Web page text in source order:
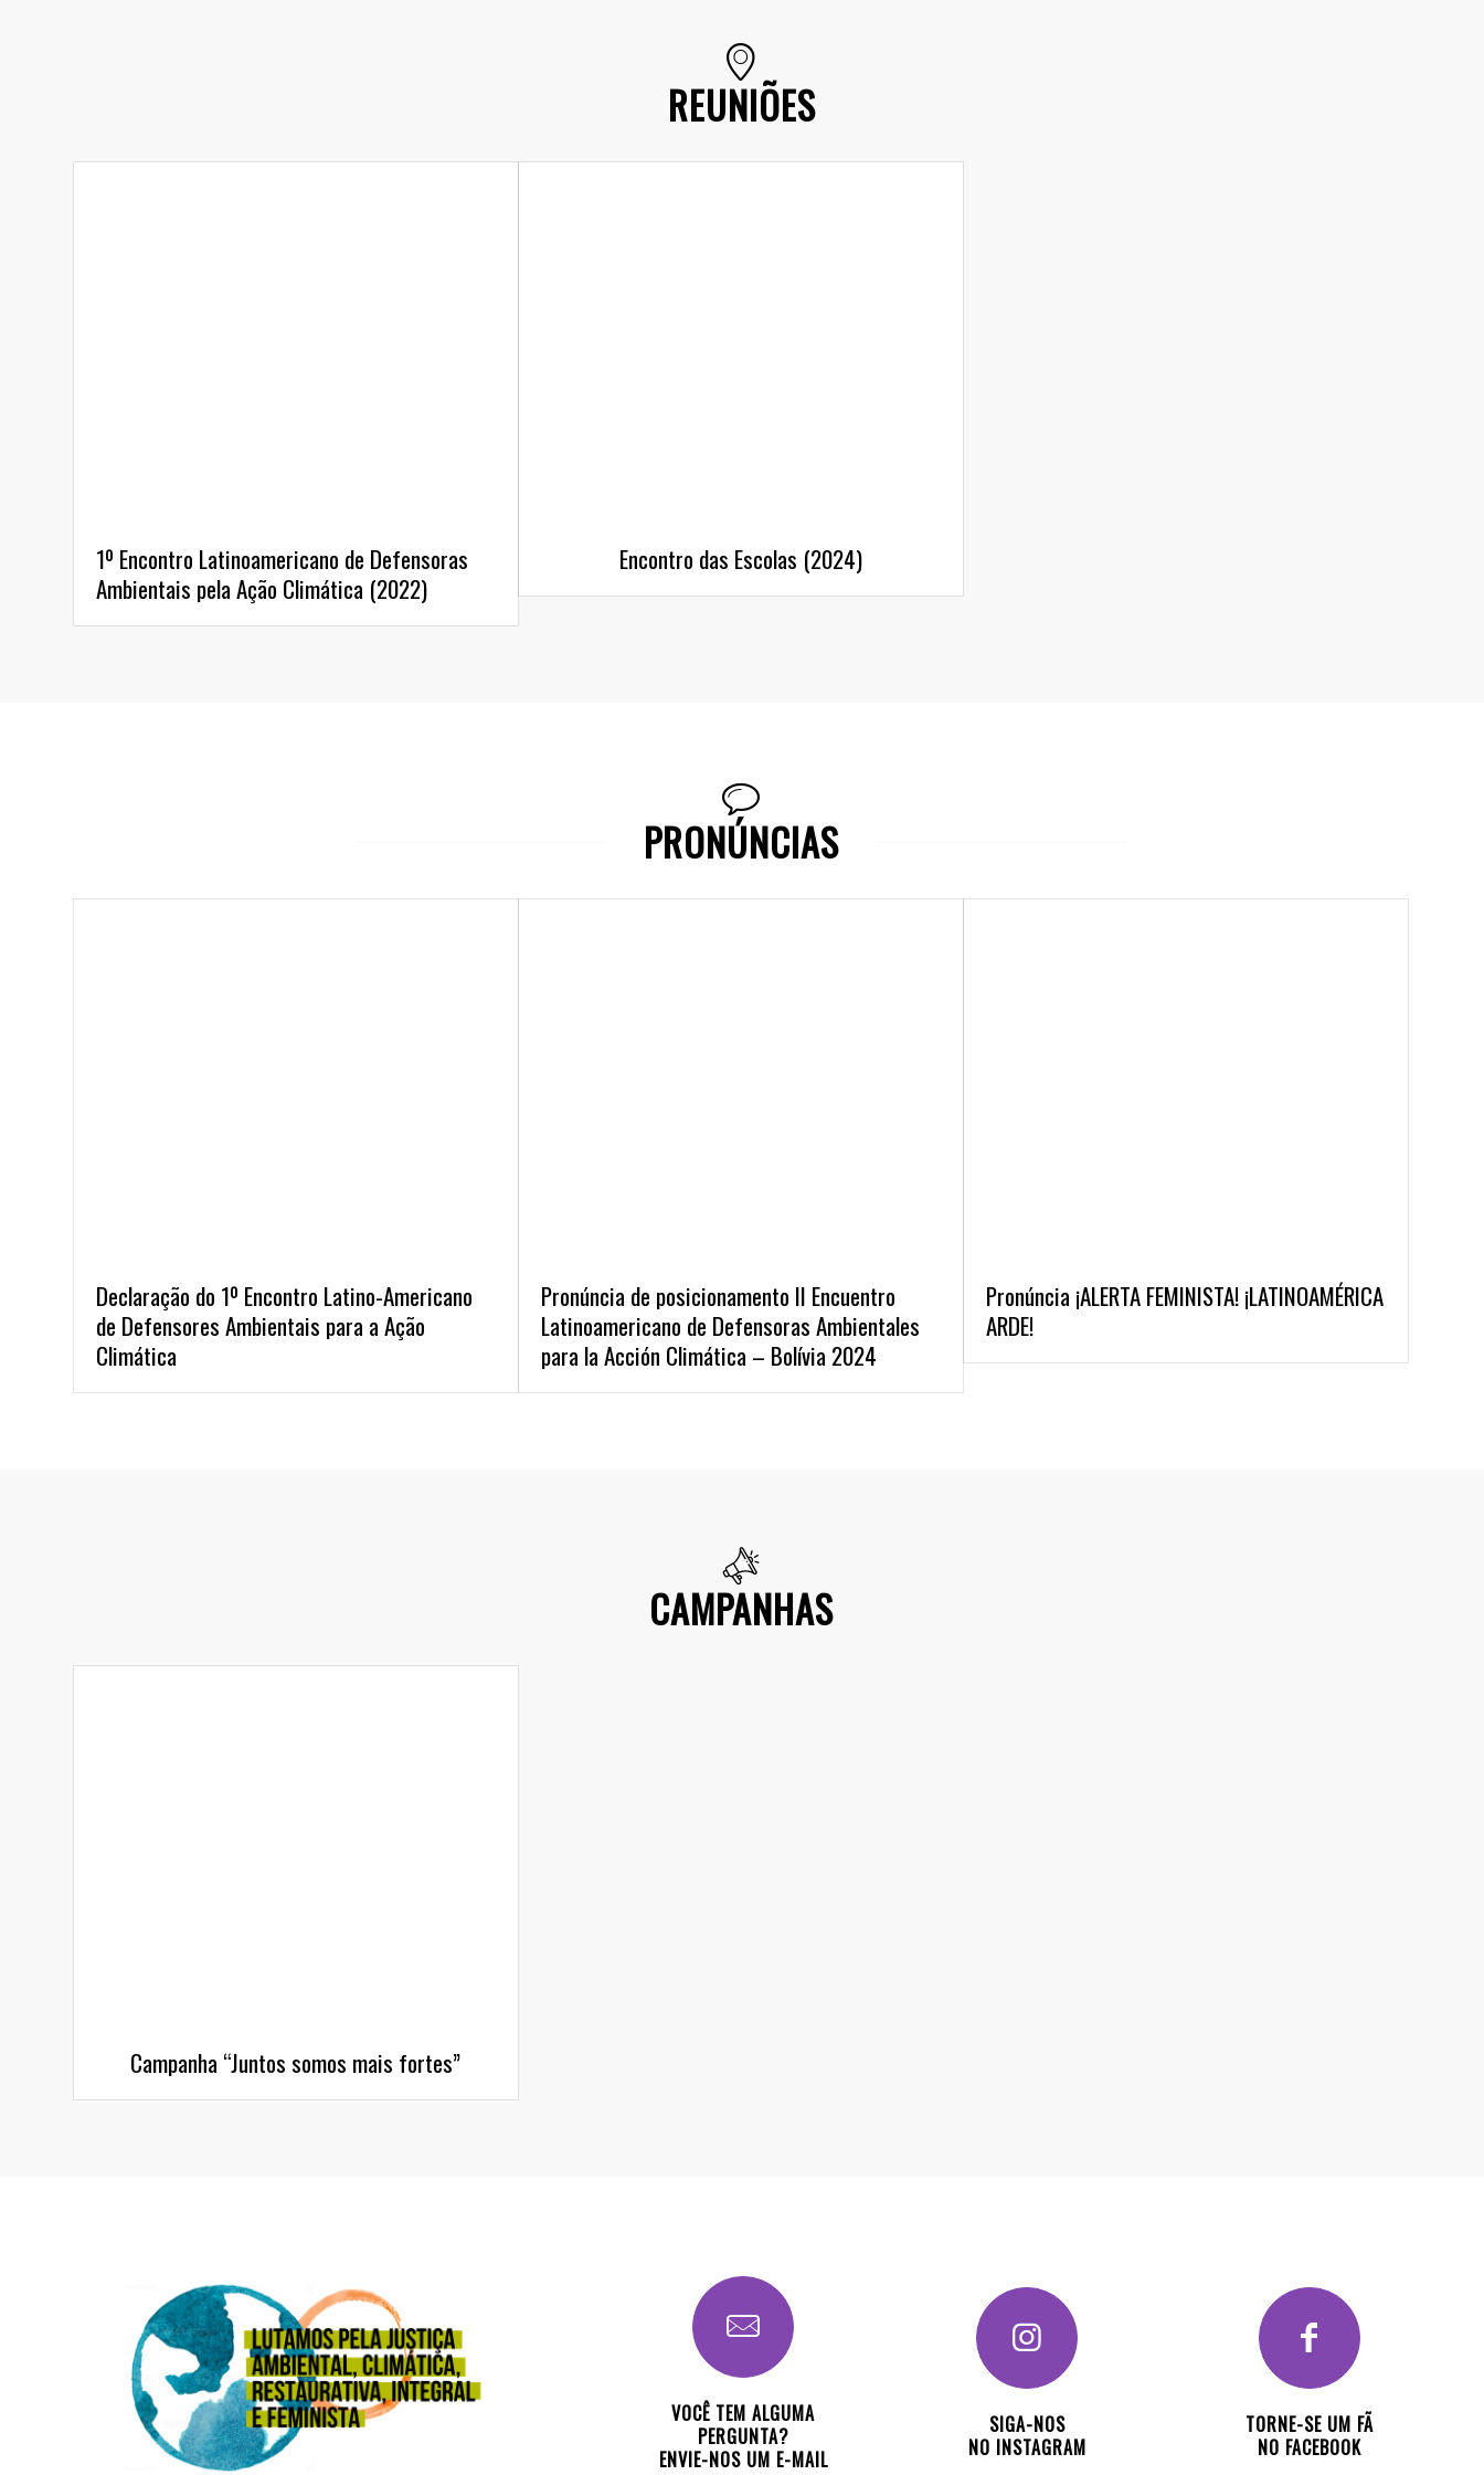
REUNIÕES
1º Encontro Latinoamericano de Defensoras
Ambientais pela Ação Climática (2022)
Encontro das Escolas (2024)
PRONÚNCIAS
Declaração do 1º Encontro Latino-Americano
de Defensores Ambientais para a Ação
Climática
Pronúncia de posicionamento II Encuentro
Latinoamericano de Defensoras Ambientales
para la Acción Climática – Bolívia 2024
Pronúncia ¡ALERTA FEMINISTA! ¡LATINOAMÉRICA
ARDE!
CAMPANHAS
Campanha “Juntos somos mais fortes”
VOCÊ TEM ALGUMA
PERGUNTA?
ENVIE-NOS UM E-MAIL
SIGA-NOS
NO INSTAGRAM
TORNE-SE UM FÃ
NO FACEBOOK